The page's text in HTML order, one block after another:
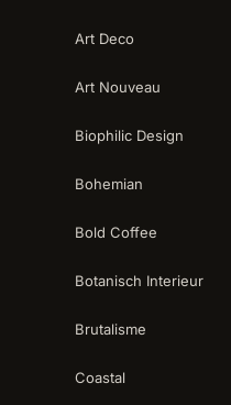
Art Deco
Art Nouveau
Biophilic Design
Bohemian
Bold Coffee
Botanisch Interieur
Brutalisme
Coastal